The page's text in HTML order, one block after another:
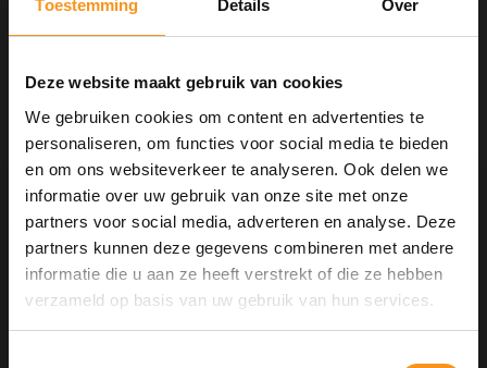
Toestemming Details Over
Deze website maakt gebruik van cookies
We gebruiken cookies om content en advertenties te
personaliseren, om functies voor social media te bieden
en om ons websiteverkeer te analyseren. Ook delen we
informatie over uw gebruik van onze site met onze
partners voor social media, adverteren en analyse. Deze
partners kunnen deze gegevens combineren met andere
informatie die u aan ze heeft verstrekt of die ze hebben
verzameld op basis van uw gebruik van hun services.
Toevoegen aan vergelijking
Afdrukken
GERELATEERDE PRODUCTEN
10% Summer Time Korting
Geniet van de zomer met10% Summer TIme Kortingop